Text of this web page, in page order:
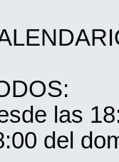
las
del